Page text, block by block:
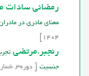
رمضانی سادات
معنای مادری در
1404]
رنجبر.مرتضی
جنسیت [ دوره 3, شماره